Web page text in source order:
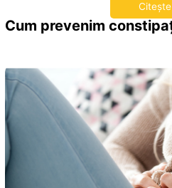
Citește
Cum prevenim